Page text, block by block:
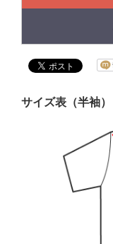
サイズ表（半袖）